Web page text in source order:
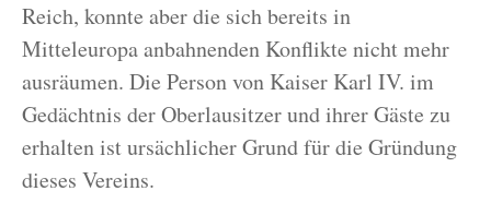
Reich, konnte aber die sich bereits in
Mitteleuropa anbahnenden Konflikte nicht mehr
ausräumen. Die Person von Kaiser Karl IV. im
Gedächtnis der Oberlausitzer und ihrer Gäste zu
erhalten ist ursächlicher Grund für die Gründung
dieses Vereins.